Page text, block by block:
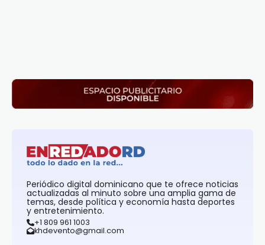
Periódico digital dominicano que te ofrece noticias
actualizadas al minuto sobre una amplia gama de
temas, desde política y economía hasta deportes
y entretenimiento.
+1 809 961 1003
khdevento@gmail.com